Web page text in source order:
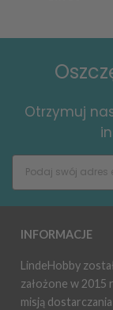
Otrzymuj
INFORMACJE
LindeHobby
założone w 2015
misją dostarczania